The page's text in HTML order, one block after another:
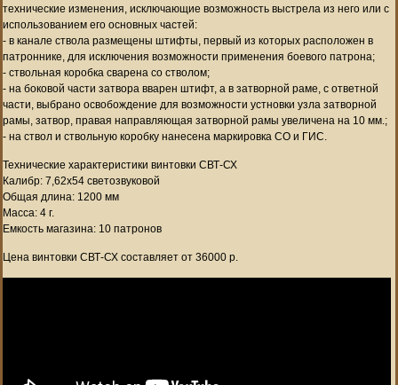
технические изменения, исключающие возможность выстрела из него или с
использованием его основных частей:
- в канале ствола размещены штифты, первый из которых расположен в
патроннике, для исключения возможности применения боевого патрона;
- ствольная коробка сварена со стволом;
- на боковой части затвора вварен штифт, а в затворной раме, с ответной
части, выбрано освобождение для возможности устновки узла затворной
рамы, затвор, правая направляющая затворной рамы увеличена на 10 мм.;
- на ствол и ствольную коробку нанесена маркировка СО и ГИС.
Технические характеристики винтовки СВТ-СХ
Калибр: 7,62х54 светозвуковой
Общая длина: 1200 мм
Масса: 4 г.
Емкость магазина: 10 патронов
Цена винтовки СВТ-СХ составляет от 36000 р.